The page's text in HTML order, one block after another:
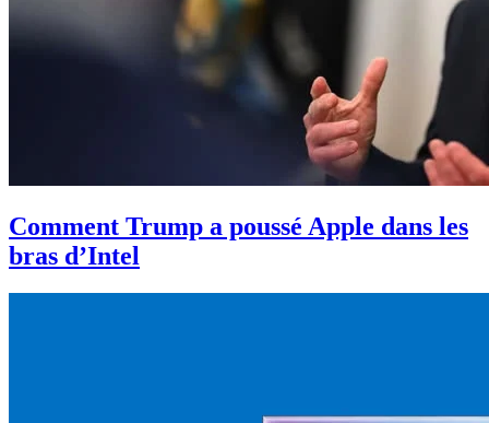
Comment Trump a poussé Apple dans les
bras d’Intel